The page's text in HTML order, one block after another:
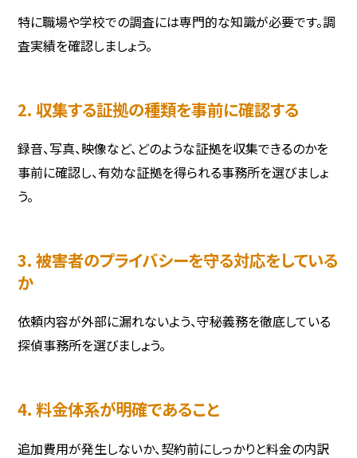
特に職場や学校での調査には専門的な知識が必要です。調
査実績を確認しましょう。
2. 収集する証拠の種類を事前に確認する
録音、写真、映像など、どのような証拠を収集できるのかを
事前に確認し、有効な証拠を得られる事務所を選びましょ
う。
3. 被害者のプライバシーを守る対応をしている
か
依頼内容が外部に漏れないよう、守秘義務を徹底している
探偵事務所を選びましょう。
4. 料金体系が明確であること
追加費用が発生しないか、契約前にしっかりと料金の内訳